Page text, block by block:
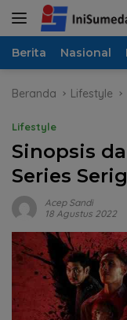
Langsung
Berita Nasional
Beranda Lifestyle
Lifestyle
Sinopsis
Series
Acep Sandi
18 Agustus 2022